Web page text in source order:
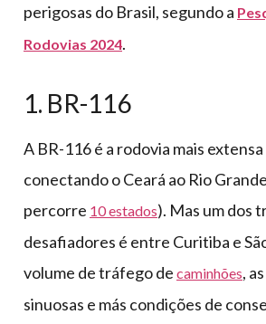
perigosas do Brasil, segundo a
Rodovias 2024.
1. BR-116
A BR-116 é a rodovia mais extensa
conectando o Ceará ao Rio
percorre 10 estados). Mas um dos
desafiadores é entre Curitiba e
volume de tráfego de caminhões,
sinuosas e más condições de